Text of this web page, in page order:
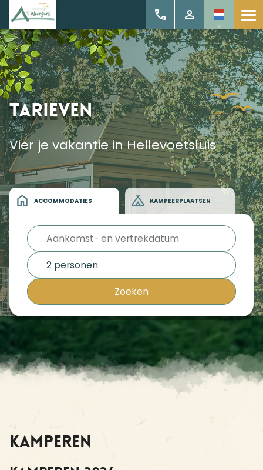
Tarieven
Vier je vakantie in Hellevoetsluis
ACCOMMODATIES KAMPEERPLAATSEN
2 personen
Zoeken
Kamperen